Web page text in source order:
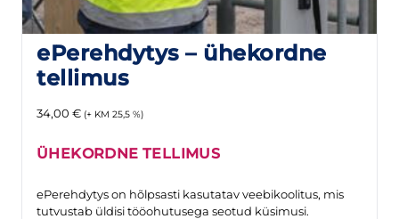
ePerehdytys – ühekordne
tellimus
34,00 € (+ KM 25,5 %)
ÜHEKORDNE TELLIMUS
ePerehdytys on hõlpsasti kasutatav veebikoolitus, mis
tutvustab üldisi tööohutusega seotud küsimusi.